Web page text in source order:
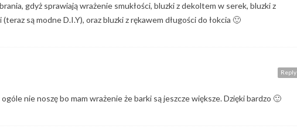
gdyż sprawiają wrażenie smukłości, bluzki z dekoltem w serek, bluzki z
(teraz są modne D.I.Y), oraz bluzki z rękawem długości do łokcia 🙂
Reply
nie noszę bo mam wrażenie że barki są jeszcze większe. Dzięki bardzo 🙂